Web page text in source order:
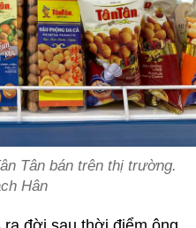
Tân bán trên thị trường.
Hân